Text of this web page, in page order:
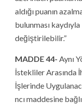
aldığı puanın
bulunması
değiştirilebilir.”
MADDE 44- Aynı
İstekliler Arasında
İşlerinde
ncı maddesine